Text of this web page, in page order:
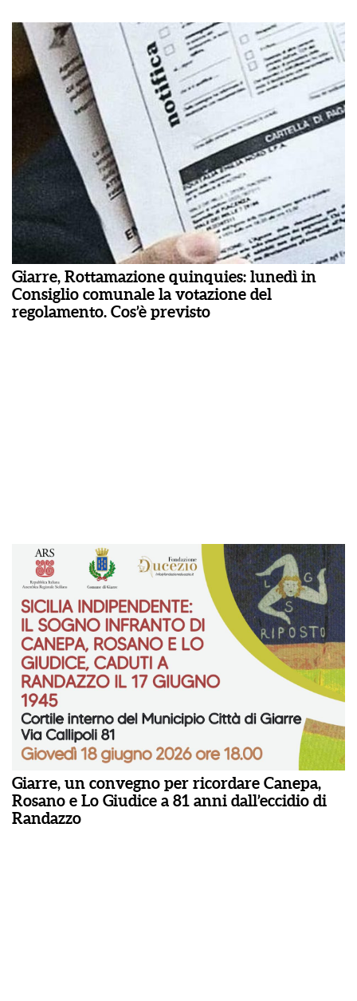
Giarre, Rottamazione quinquies: lunedì in
Consiglio comunale la votazione del
regolamento. Cos’è previsto
Giarre, un convegno per ricordare Canepa,
Rosano e Lo Giudice a 81 anni dall’eccidio di
Randazzo